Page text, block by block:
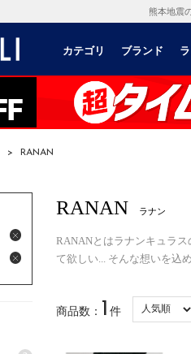
熊本地震
カテゴリ ブランド
> RANAN
RANAN ラナン
RANANとはラナンキュラ
て欲しい... そんな想いを込
商品数： 1 件